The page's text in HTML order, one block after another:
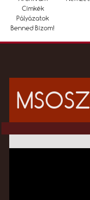
Címkék
Pályázatok
Benned Bízom!